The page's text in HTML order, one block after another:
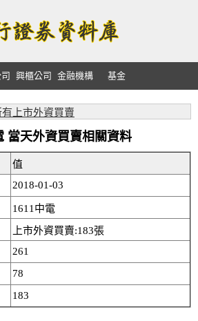
興櫃公司 金融機構 基金
有上市外資買賣
當天外資買賣相關資料
值
2018-01-03
1611中電
上市外資買賣:183張
261
78
183